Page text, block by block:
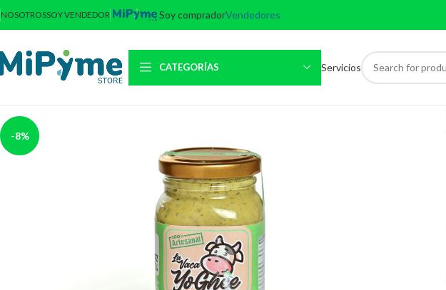
NOSOTROSSOY VENDEDOR Soy compradorVendedores
CATEGORÍAS Servicios
-8%